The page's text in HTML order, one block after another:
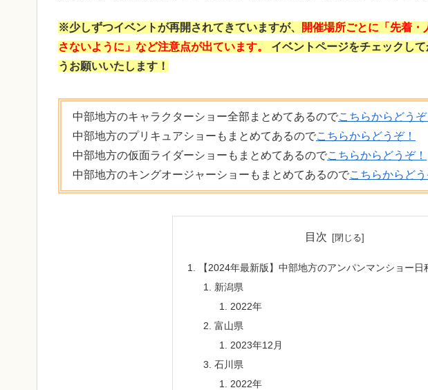
※少しずつイベントが再開されてきていますが、
開催場所ごとに「先着
さないように」など注意点が出ています。 イベントページをチェックし
うお願いいたします！
中部地方のキャラクターショー全部まとめてあるのでこちらからどうぞ
中部地方のプリキュアショーもまとめてあるのでこちらからどうぞ！
中部地方の仮面ライダーショーもまとめてあるのでこちらからどうぞ！
中部地方のキングオージャーショーもまとめてあるのでこちらからどう
目次
【2024年最新版】中部地方のアンパンマンショー日
新潟県
2022年
富山県
2023年12月
石川県
2022年